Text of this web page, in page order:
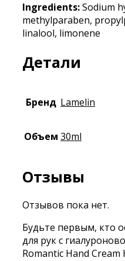
Ingredients:Sodium
methylparaben,
linalool, limonene
Детали
Бренд Lamelin
Объем 30ml
Отзывы
Отзывов пока нет.
Будьте первым, кто
для рук с
Romantic Hand Cream